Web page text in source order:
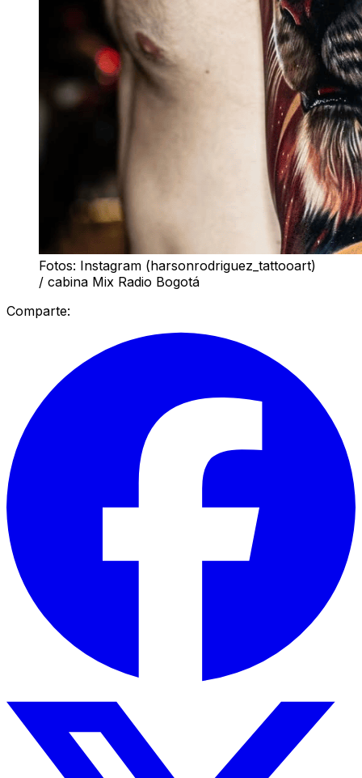
Fotos: Instagram (harsonrodriguez_tattooart)
/ cabina Mix Radio Bogotá
Comparte: